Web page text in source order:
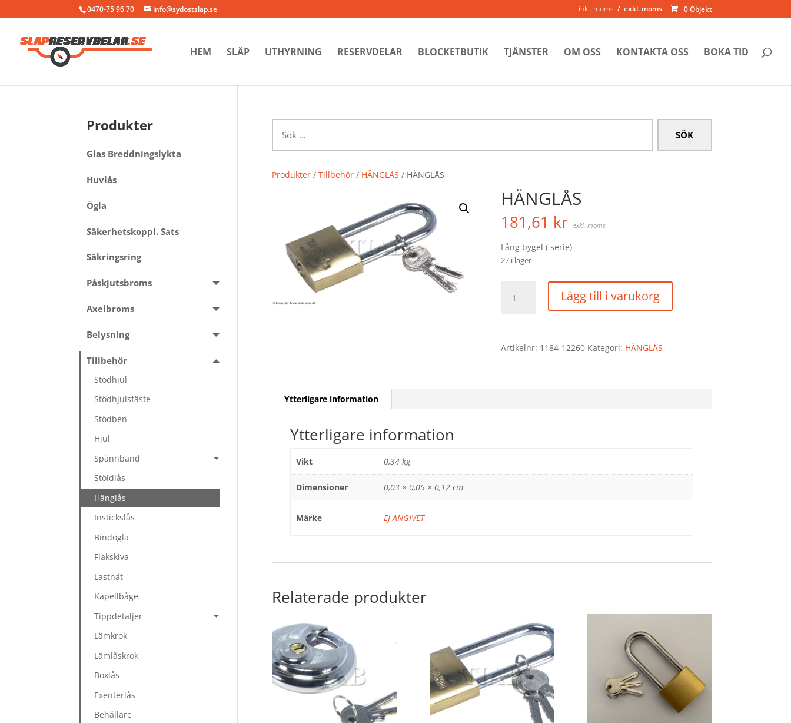
0470-75 96 70 info@sydostslap.se 0 Objekt
inkl. moms exkl. moms
HEM SLÄP UTHYRNING RESERVDELAR BLOCKETBUTIK TJÄNSTER OM OSS KONTAKTA OSS BOKA TID
efter:
Produkter /Tillbehör / HÄNGLÅS / HÄNGLÅS
HÄNGLÅS
181,61 kr exkl. moms
Lång bygel ( serie)
27 i lager
mängd
Lägg till i varukorg
Artikelnr: 1184-12260 Kategori: HÄNGLÅS
Ytterligare information
Ytterligare information
Vikt 0,34 kg
Dimensioner 0,03 × 0,05 × 0,12 cm
Märke EJ ANGIVET
Relaterade produkter
Produkter
Glas Breddningslykta
Huvlås
Ögla
Säkerhetskoppl. Sats
Säkringsring
Påskjutsbroms
Axelbroms
Belysning
Tillbehör
Stödhjul
Stödhjulsfäste
Stödben
Hjul
Spännband
Stöldlås
Hänglås
Instickslås
Bindögla
Flakskiva
Lastnät
Kapellbåge
Tippdetaljer
Lämkrok
Lämlåskrok
Boxlås
Exenterlås
Behållare